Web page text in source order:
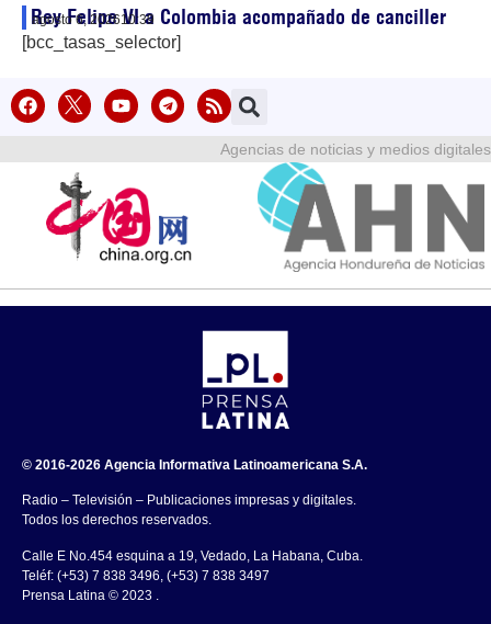
Rey Felipe VI a Colombia acompañado de canciller
agosto 6, 202610:39
[bcc_tasas_selector]
Agencias de noticias y medios digitales
© 2016-2026 Agencia Informativa Latinoamericana S.A.
Radio – Televisión – Publicaciones impresas y digitales.
Todos los derechos reservados.
Calle E No.454 esquina a 19, Vedado, La Habana, Cuba.
Teléf: (+53) 7 838 3496, (+53) 7 838 3497
Prensa Latina © 2023 .